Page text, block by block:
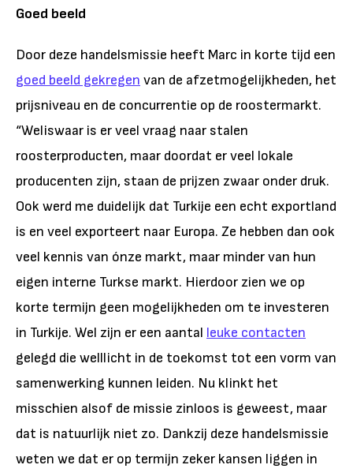
Goed beeld
Door deze handelsmissie heeft Marc in korte tijd een
goed beeld gekregen van de afzetmogelijkheden, het
prijsniveau en de concurrentie op de roostermarkt.
“Weliswaar is er veel vraag naar stalen
roosterproducten, maar doordat er veel lokale
producenten zijn, staan de prijzen zwaar onder druk.
Ook werd me duidelijk dat Turkije een echt exportland
is en veel exporteert naar Europa. Ze hebben dan ook
veel kennis van ónze markt, maar minder van hun
eigen interne Turkse markt. Hierdoor zien we op
korte termijn geen mogelijkheden om te investeren
in Turkije. Wel zijn er een aantal leuke contacten
gelegd die welllicht in de toekomst tot een vorm van
samenwerking kunnen leiden. Nu klinkt het
misschien alsof de missie zinloos is geweest, maar
dat is natuurlijk niet zo. Dankzij deze handelsmissie
weten we dat er op termijn zeker kansen liggen in